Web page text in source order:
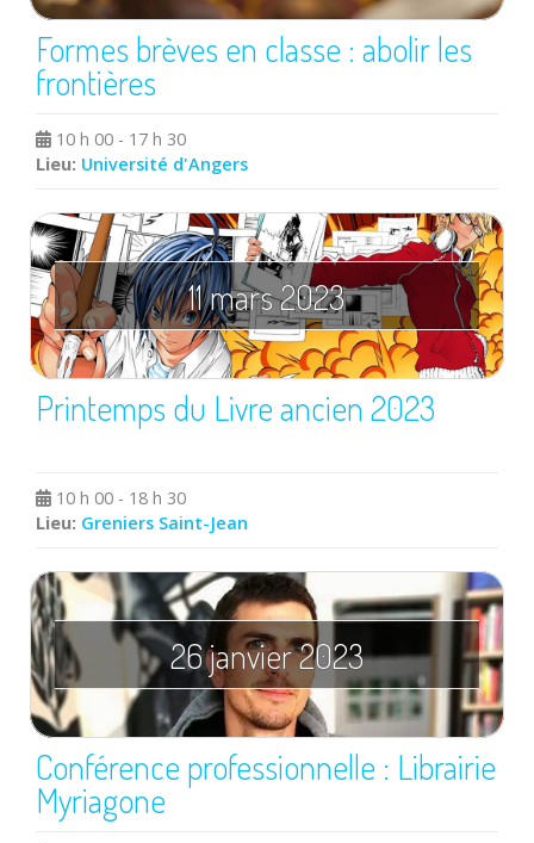
Formes brèves en classe : abolir les
frontières
10 h 00 - 17 h 30
Lieu: Université d'Angers
11 mars 2023
Printemps du Livre ancien 2023
10 h 00 - 18 h 30
Lieu: Greniers Saint-Jean
26 janvier 2023
Conférence professionnelle : Librairie
Myriagone